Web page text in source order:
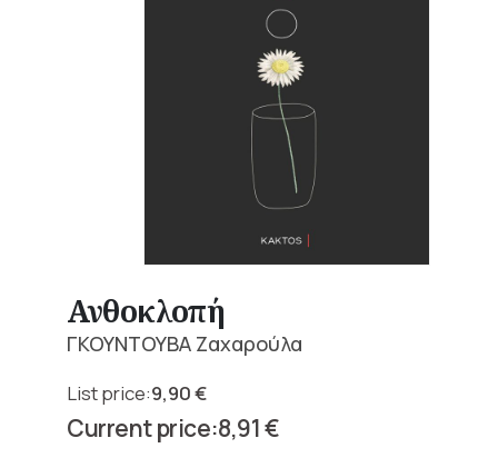
Ανθοκλοπή
ΓΚΟΥΝΤΟΥΒΑ Ζαχαρούλα
9,90€
Original
price 8,91€